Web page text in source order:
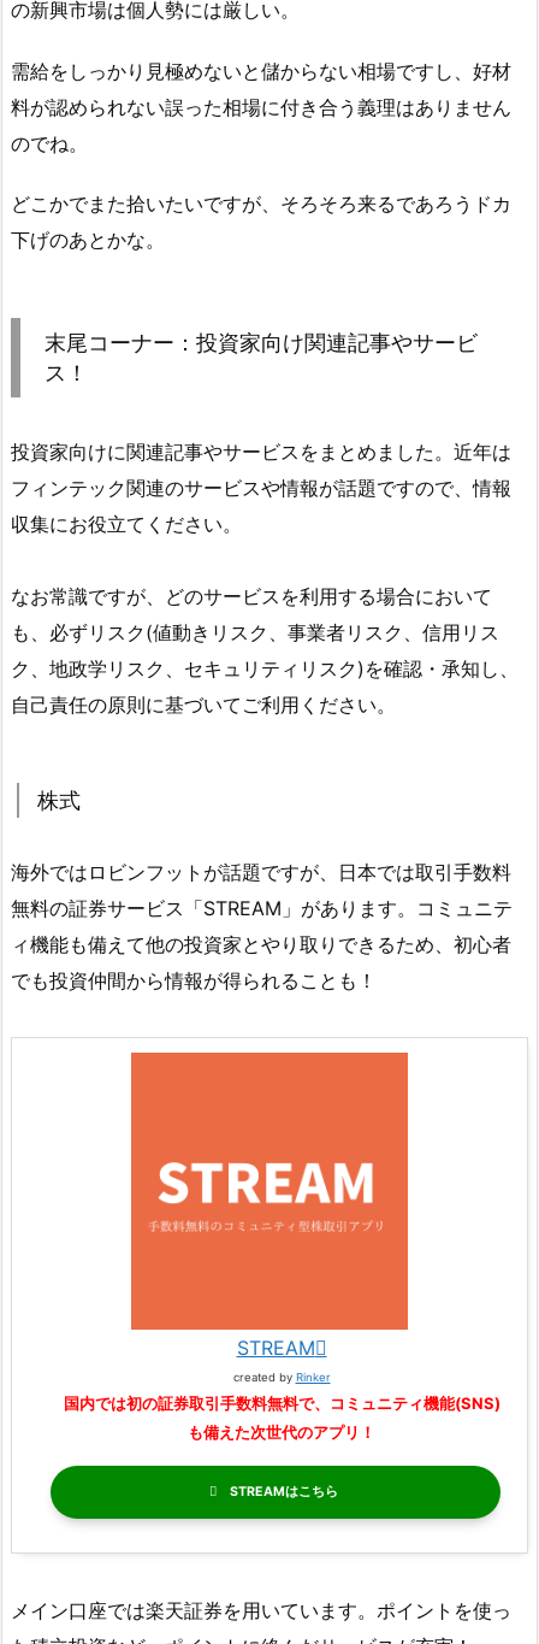
の新興市場は個人勢には厳しい。
需給をしっかり見極めないと儲からない相場ですし、好材
料が認められない誤った相場に付き合う義理はありません
のでね。
どこかでまた拾いたいですが、そろそろ来るであろうドカ
下げのあとかな。
末尾コーナー：投資家向け関連記事やサービ
ス！
投資家向けに関連記事やサービスをまとめました。近年は
フィンテック関連のサービスや情報が話題ですので、情報
収集にお役立てください。
なお常識ですが、どのサービスを利用する場合において
も、必ずリスク(値動きリスク、事業者リスク、信用リス
ク、地政学リスク、セキュリティリスク)を確認・承知し、
自己責任の原則に基づいてご利用ください。
株式
海外ではロビンフットが話題ですが、日本では取引手数料
無料の証券サービス「STREAM」があります。コミュニテ
ィ機能も備えて他の投資家とやり取りできるため、初心者
でも投資仲間から情報が得られることも！
STREAM
created by Rinker
国内では初の証券取引手数料無料で、コミュニティ機能(SNS)
も備えた次世代のアプリ！
STREAM
メイン口座では楽天証券を用いています。ポイントを使っ